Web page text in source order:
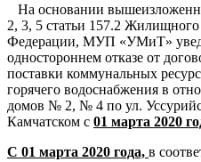
На основании
2, 3, 5 статьи 157.2
Федерации, МУП «УМиТ»
одностороннем отказе от
поставки коммунальных
горячего водоснабжения в
домов № 2, № 4 по ул.
Камчатском с 01 марта 2020
С 01 марта 2020 года, в